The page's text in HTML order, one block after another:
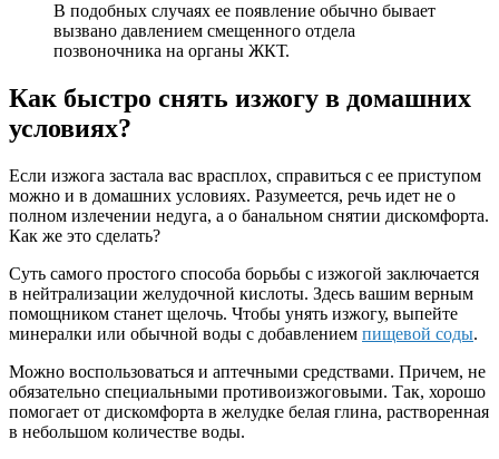
В подобных случаях ее появление обычно бывает
вызвано давлением смещенного отдела
позвоночника на органы ЖКТ.
Как быстро снять изжогу в домашних
условиях?
Если изжога застала вас врасплох, справиться с ее приступом
можно и в домашних условиях. Разумеется, речь идет не о
полном излечении недуга, а о банальном снятии дискомфорта.
Как же это сделать?
Суть самого простого способа борьбы с изжогой заключается
в нейтрализации желудочной кислоты. Здесь вашим верным
помощником станет щелочь. Чтобы унять изжогу, выпейте
минералки или обычной воды с добавлением пищевой соды.
Можно воспользоваться и аптечными средствами. Причем, не
обязательно специальными противоизжоговыми. Так, хорошо
помогает от дискомфорта в желудке белая глина, растворенная
в небольшом количестве воды.